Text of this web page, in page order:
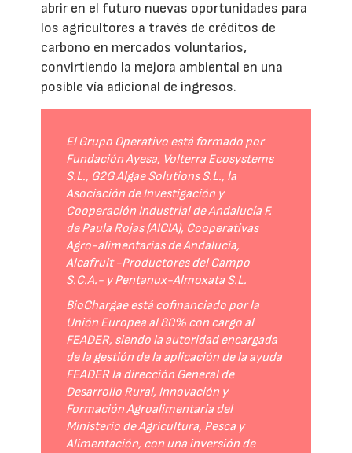
abrir en el futuro nuevas oportunidades para
los agricultores a través de créditos de
carbono en mercados voluntarios,
convirtiendo la mejora ambiental en una
posible vía adicional de ingresos.
El Grupo Operativo está formado por
Fundación Ayesa, Volterra Ecosystems
S.L., G2G Algae Solutions S.L., la
Asociación de Investigación y
Cooperación Industrial de Andalucía F.
de Paula Rojas (AICIA), Cooperativas
Agro-alimentarias de Andalucía,
Alcafruit -Productores del Campo
S.C.A.- y Pentanux-Almoxata S.L.
BioChargae está cofinanciado por la
Unión Europea al 80% con cargo al
FEADER, siendo la autoridad encargada
de la gestión de la aplicación de la ayuda
FEADER la dirección General de
Desarrollo Rural, Innovación y
Formación Agroalimentaria del
Ministerio de Agricultura, Pesca y
Alimentación, con una inversión de